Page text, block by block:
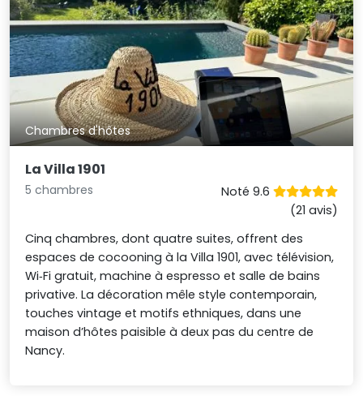
Chambres d'hôtes
La Villa 1901
5 chambres
Noté 9.6
(21 avis)
Cinq chambres, dont quatre suites, offrent des
espaces de cocooning à la Villa 1901, avec télévision,
Wi‑Fi gratuit, machine à espresso et salle de bains
privative. La décoration mêle style contemporain,
touches vintage et motifs ethniques, dans une
maison d’hôtes paisible à deux pas du centre de
Nancy.